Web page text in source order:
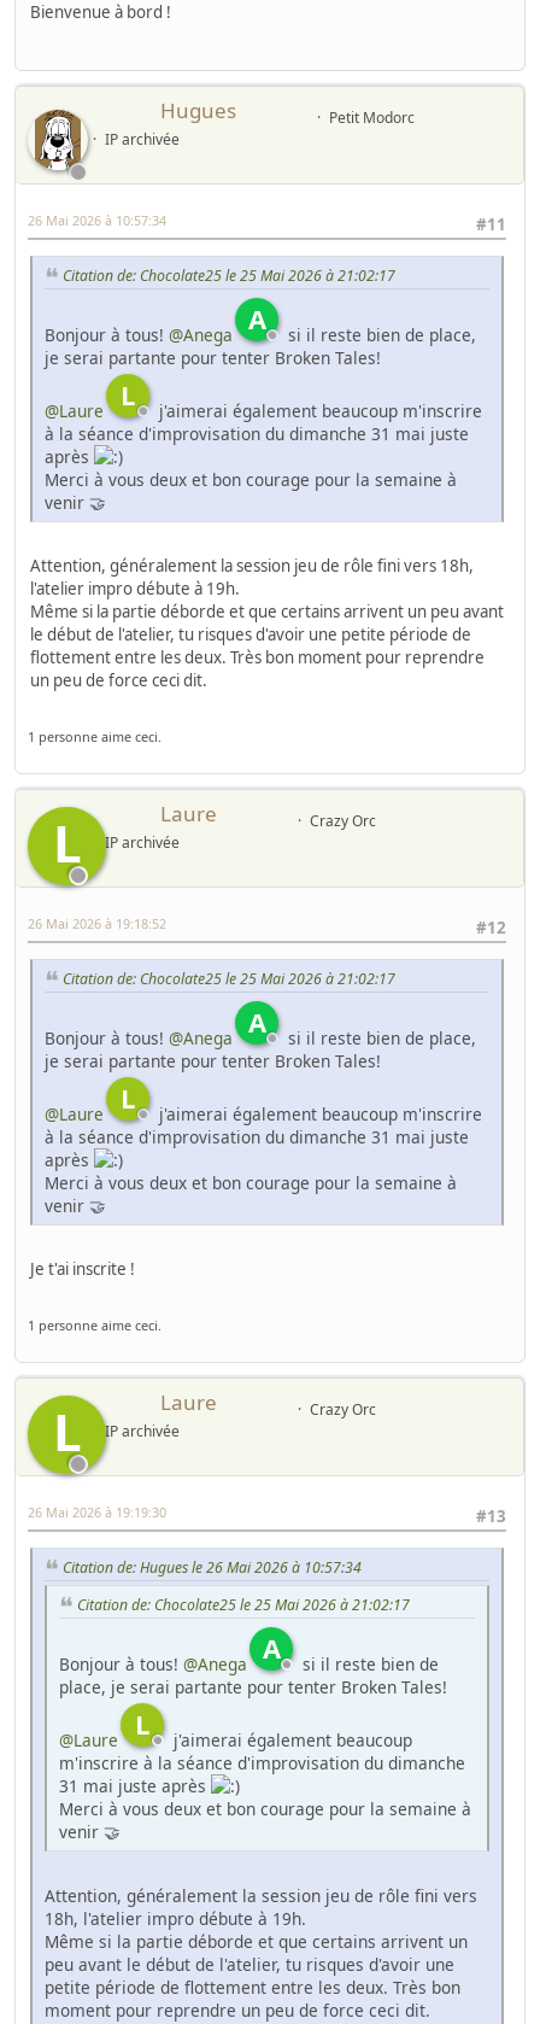
Bienvenue à bord !
Hugues
Petit Modorc
IP archivée
#11
26 Mai 2026 à 10:57:34
Citation de: Chocolate25 le 25 Mai 2026 à 21:02:17
Bonjour à tous! @Anega A
si il reste bien de place,
je serai partante pour tenter Broken Tales!
@Laure L
j'aimerai également beaucoup m'inscrire
à la séance d'improvisation du dimanche 31 mai juste
après
Merci à vous deux et bon courage pour la semaine à
venir 🤝
Attention, généralement la session jeu de rôle fini vers 18h,
l'atelier impro débute à 19h.
Même si la partie déborde et que certains arrivent un peu avant
le début de l'atelier, tu risques d'avoir une petite période de
flottement entre les deux. Très bon moment pour reprendre
un peu de force ceci dit.
1 personne aime ceci.
Laure Crazy Orc
L IP archivée
#12
26 Mai 2026 à 19:18:52
Citation de: Chocolate25 le 25 Mai 2026 à 21:02:17
Bonjour à tous! @Anega A
si il reste bien de place,
je serai partante pour tenter Broken Tales!
@Laure L
j'aimerai également beaucoup m'inscrire
à la séance d'improvisation du dimanche 31 mai juste
après
Merci à vous deux et bon courage pour la semaine à
venir 🤝
Je t'ai inscrite !
1 personne aime ceci.
Laure Crazy Orc
L IP archivée
#13
26 Mai 2026 à 19:19:30
Citation de: Hugues le 26 Mai 2026 à 10:57:34
Citation de: Chocolate25 le 25 Mai 2026 à 21:02:17
Bonjour à tous! @Anega A
si il reste bien de
place, je serai partante pour tenter Broken Tales!
@Laure L
j'aimerai également beaucoup
m'inscrire à la séance d'improvisation du dimanche
31 mai juste après
Merci à vous deux et bon courage pour la semaine à
venir 🤝
Attention, généralement la session jeu de rôle fini vers
18h, l'atelier impro débute à 19h.
Même si la partie déborde et que certains arrivent un
peu avant le début de l'atelier, tu risques d'avoir une
petite période de flottement entre les deux. Très bon
moment pour reprendre un peu de force ceci dit.